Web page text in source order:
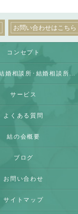
お問い合わせはこちら
コンセプト
和歌山の結婚相談所･結婚相談所 結の会の評判
サービス
よくある質問
結の会概要
ブログ
お問い合わせ
サイトマップ